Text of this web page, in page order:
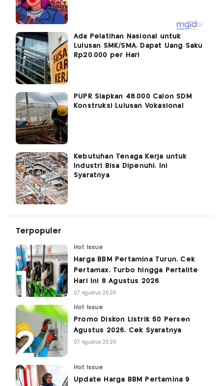
Ada Pelatihan Nasional untuk
Lulusan SMK/SMA, Dapat Uang Saku
Rp20.000 per Hari
PUPR Siapkan 48.000 Calon SDM
Konstruksi Lulusan Vokasional
Kebutuhan Tenaga Kerja untuk
Industri Bisa Dipenuhi, Ini
Syaratnya
Terpopuler
Hot Issue
Harga BBM Pertamina Turun, Cek
Pertamax, Turbo hingga Pertalite
Hari Ini 8 Agustus 2026
07 Agustus 2026
Hot Issue
Promo Diskon Listrik 50 Persen
Agustus 2026, Cek Syaratnya
07 Agustus 2026
Hot Issue
Update Harga BBM Pertamina 9